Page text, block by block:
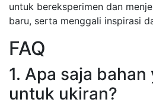
untuk bereksperimen dan
baru, serta menggali inspirasi
FAQ
1. Apa saja
untuk ukiran?